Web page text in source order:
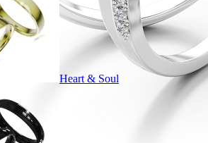
Heart & Soul